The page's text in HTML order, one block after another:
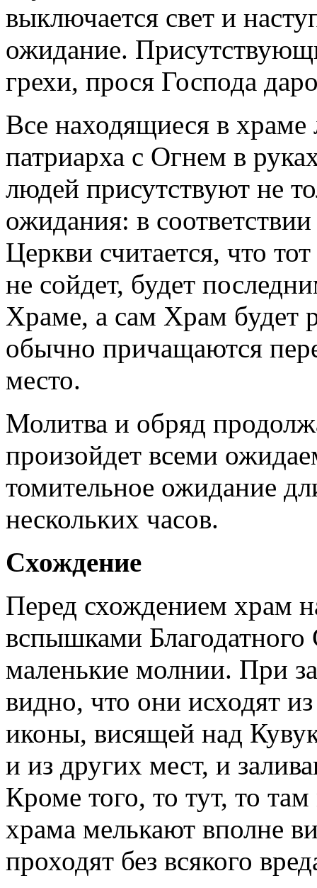
выключается свет и
ожидание.
грехи, прося Господа
Все находящиеся в
патриарха с Огнем в
людей присутствуют не
ожидания: в
Церкви считается, что
не сойдет, будет
Храме, а сам Храм будет
обычно причащаются
место.
Молитва и обряд
произойдет всеми
томительное ожидание
нескольких часов.
Схождение
Перед схождением храм
вспышками Благодатного
маленькие молнии. При
видно, что они исходят
иконы, висящей над
и из других мест, и
Кроме того, то тут, то
храма мелькают вполне
проходят без всякого